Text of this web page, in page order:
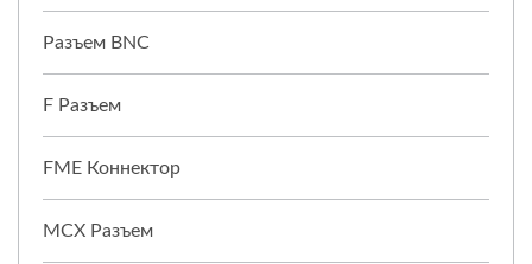
Разъем BNC
F Разъем
FME Коннектор
MCX Разъем